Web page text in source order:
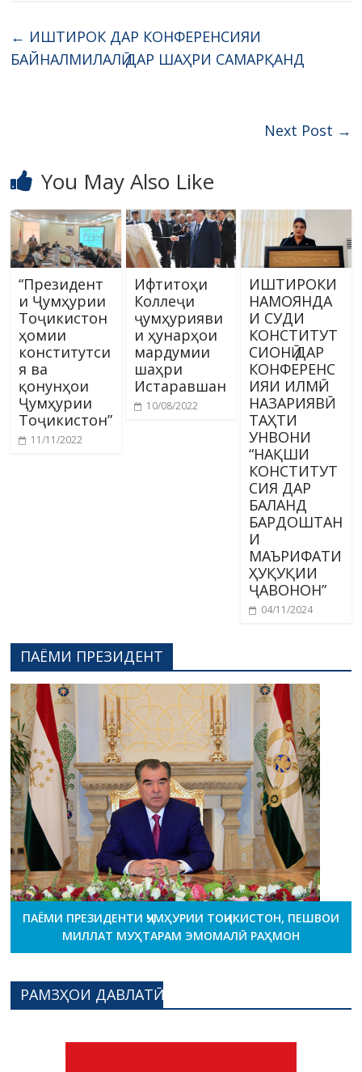
← ИШТИРОК ДАР КОНФЕРЕНСИЯИ
БАЙНАЛМИЛАЛӢ ДАР ШАҲРИ САМАРҚАНД
Next Post →
You May Also Like
“Президент
и Ҷумҳурии
Тоҷикистон
ҳомии
конститутси
я ва
қонунҳои
Ҷумҳурии
Тоҷикистон”
11/11/2022
Ифтитоҳи
Коллеҷи
ҷумҳурияви
и ҳунарҳои
мардумии
шаҳри
Истаравшан
10/08/2022
ИШТИРОКИ
НАМОЯНДА
И СУДИ
КОНСТИТУТ
СИОНӢ ДАР
КОНФЕРЕНС
ИЯИ ИЛМӢ-
НАЗАРИЯВӢ
ТАҲТИ
УНВОНИ
“НАҚШИ
КОНСТИТУТ
СИЯ ДАР
БАЛАНД
БАРДОШТАН
И
МАЪРИФАТИ
ҲУҚУҚИИ
ҶАВОНОН”
04/11/2024
ПАЁМИ ПРЕЗИДЕНТ
ПАЁМИ ПРЕЗИДЕНТИ ҶУМҲУРИИ ТОҶИКИСТОН, ПЕШВОИ
МИЛЛАТ МУҲТАРАМ ЭМОМАЛӢ РАҲМОН
РАМЗҲОИ ДАВЛАТӢ